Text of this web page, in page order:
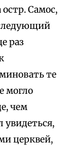
Самос,
раз
те
могло
чем
увидеться,
церквей,